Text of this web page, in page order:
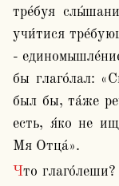
тре́буя
учи́тися
-
бы глаго́лал:
был бы, та́же
есть, я́ко не
Мя Отца́».
Что глаго́леши? Име́еши ли́бо во́лю и́ну па́че Отца́?